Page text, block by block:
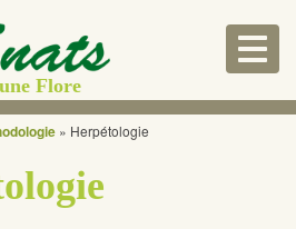
Flore
» Herpétologie